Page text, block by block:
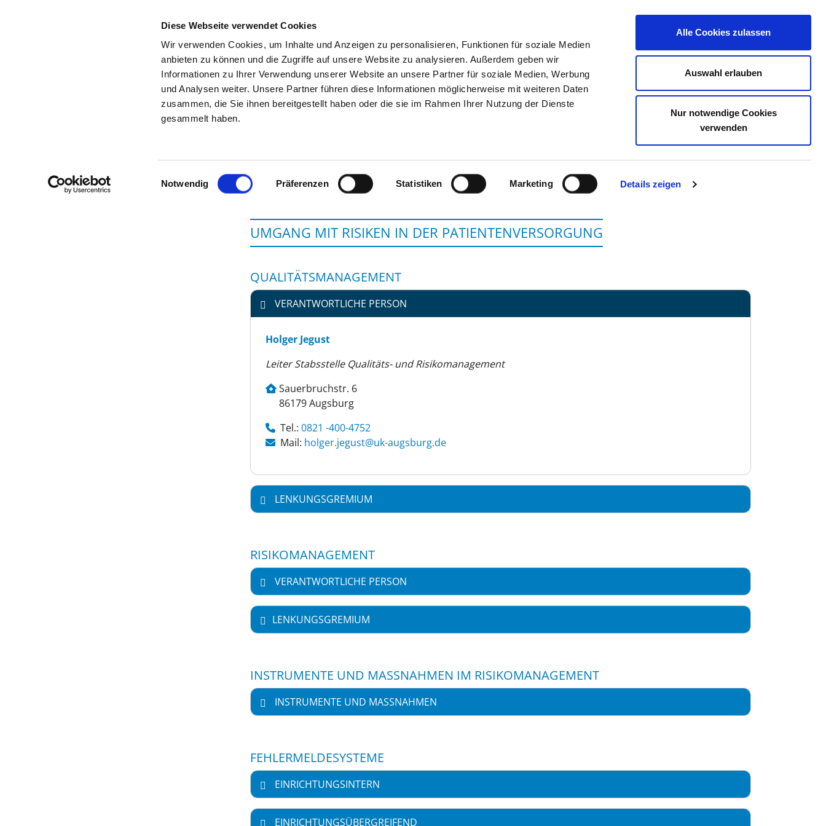
Diese Webseite verwendet Cookies
Wir verwenden Cookies, um Inhalte und Anzeigen zu personalisieren, Funktionen für soziale Medien
anbieten zu können und die Zugriffe auf unsere Website zu analysieren. Außerdem geben wir
Informationen zu Ihrer Verwendung unserer Website an unsere Partner für soziale Medien, Werbung
und Analysen weiter. Unsere Partner führen diese Informationen möglicherweise mit weiteren Daten
zusammen, die Sie ihnen bereitgestellt haben oder die sie im Rahmen Ihrer Nutzung der Dienste
gesammelt haben.
Einwilligungsauswahl
Notwendig Präferenzen Statistiken Marketing Details zeigen
Alle Cookies zulassen
Auswahl erlauben
Nur notwendige Cookies
verwenden
SUCHEN TIPPS & HILFE DAS DKV STELLENBÖRSE KONTAKT IHRE MEINUNG
Zur Krankenhaus-Startseite
UNIVERSITÄTSKLINIKUM AUGSBURG - MEDIZINCAMPUS SÜD
UMGANG MIT RISIKEN IN DER PATIENTENVERSORGUNG
QUALITÄTSMANAGEMENT
VERANTWORTLICHE PERSON
Holger Jegust
Leiter Stabsstelle Qualitäts- und Risikomanagement
Sauerbruchstr. 6
86179 Augsburg
Tel.: 0821 -400-4752
Mail: ed.grubsgua-ku@tsugej.regloh
LENKUNGSGREMIUM
RISIKOMANAGEMENT
VERANTWORTLICHE PERSON
LENKUNGSGREMIUM
INSTRUMENTE UND MASSNAHMEN IM RISIKOMANAGEMENT
INSTRUMENTE UND MASSNAHMEN
FEHLERMELDESYSTEME
EINRICHTUNGSINTERN
EINRICHTUNGSÜBERGREIFEND